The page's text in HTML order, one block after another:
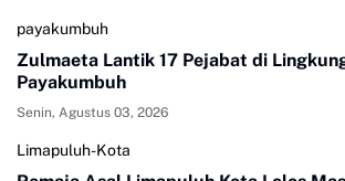
payakumbuh
Zulmaeta Lantik 17 Pejabat di
Payakumbuh
Senin, Agustus 03, 2026
Limapuluh-Kota